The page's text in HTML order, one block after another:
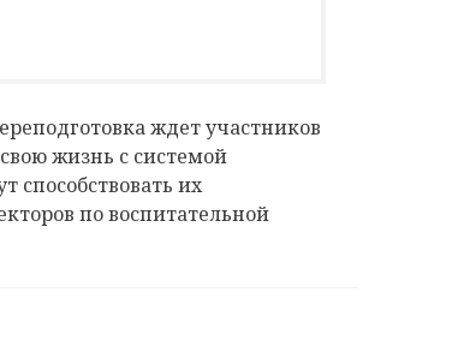
ждет участников
жизнь с системой
способствовать их
по воспитательной